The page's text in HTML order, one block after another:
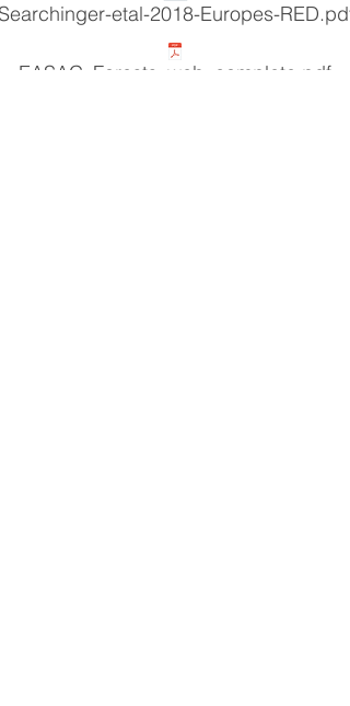
etal-2018-Europes-RED.pdf
EASAC_Forests_web_complete.pdf